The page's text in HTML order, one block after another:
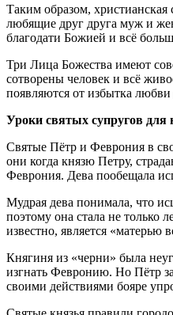
Таким образом,
любящие друг друга муж и
благодати Божией и всё
Три Лица Божества имеют
сотворены человек и всё
появляются от избытка
Уроки святых супругов для
Святые Пётр и Феврония в
они когда князю Петру,
Феврония. Дева пообещала
Мудрая дева понимала, что
поэтому она стала не только
известно, является «матерью
Княгиня из «черни» была
изгнать Февронию. Но Пётр
своими действиями бояре